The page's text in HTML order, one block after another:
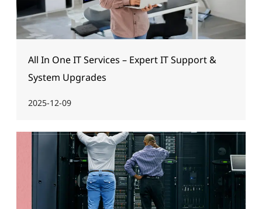
All In One IT Services – Expert IT Support &
System Upgrades
2025-12-09